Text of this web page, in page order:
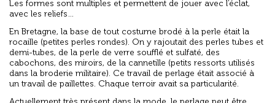
Les formes sont multiples et permettent de jouer avec l’éclat,
avec les reliefs…
En Bretagne, la base de tout costume brodé à la perle était la
rocaille (petites perles rondes). On y rajoutait des perles tubes et
demi-tubes, de la perle de verre soufflé et sulfaté, des
cabochons, des miroirs, de la cannetille (petits ressorts utilisés
dans la broderie militaire). Ce travail de perlage était associé à
un travail de paillettes. Chaque terroir avait sa particularité.